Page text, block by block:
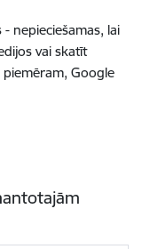
nepieciešamas, lai
vai skatīt
Google